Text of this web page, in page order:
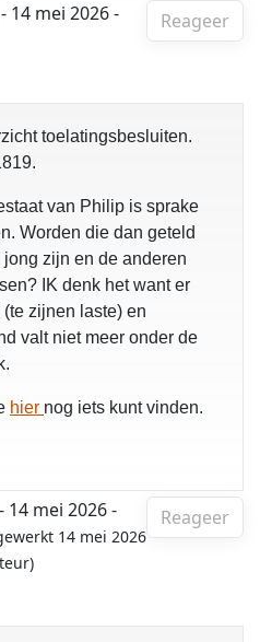
Reageer
- 14 mei 2026 -
toelatingsbesluiten.
van Philip is sprake
Worden die dan geteld
zijn en de anderen
IK denk het want er
zijnen laste) en
valt niet meer onder de
hier nog iets kunt vinden.
Reageer
- 14 mei 2026 -
14 mei 2026